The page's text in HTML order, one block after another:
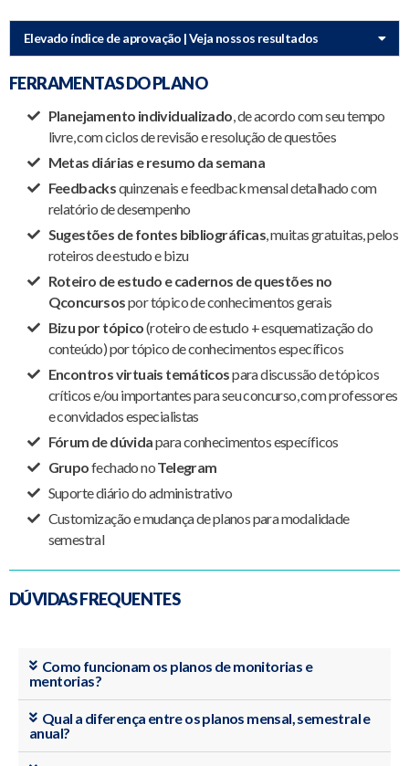
Elevado índice de aprovação | Veja nossos resultados
FERRAMENTAS DO PLANO
Planejamento individualizado , de acordo com seu tempo
livre, com ciclos de revisão e resolução de questões
Metas diárias e resumo da semana
Feedbacksquinzenais e feedback mensal detalhado com
relatório de desempenho
Sugestões de fontes bibliográficas , muitas gratuitas, pelos
roteiros de estudo e bizu
Roteiro de estudo e cadernos de questões no
Qconcursospor tópico de conhecimentos gerais
Bizu por tópico(roteiro de estudo + esquematização do
conteúdo) por tópico de conhecimentos específicos
Encontros virtuais temáticospara discussão de tópicos
críticos e/ou importantes para seu concurso, com professores
e convidados especialistas
Fórum de dúvidapara conhecimentos específicos
Grupofechado noTelegram
Suporte diário do administrativo
Customização e mudança de planos para modalidade
semestral
DÚVIDAS FREQUENTES
Como funcionam os planos de monitorias e
mentorias?
Qual a diferença entre os planos mensal, semestral e
anual?